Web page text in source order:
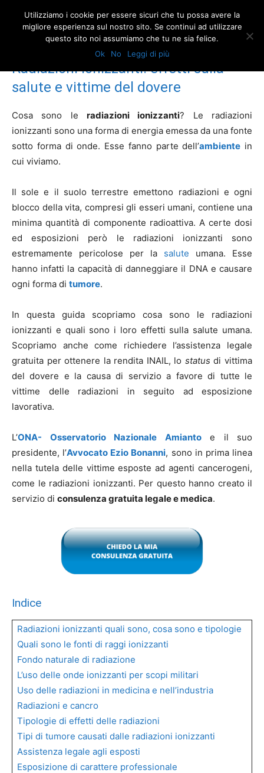
Vittime del dovere: tutela legale
Radiazioni ionizzanti: effetti
sulla salute e vittime del dovere
Radiazioni ionizzanti: effetti sulla
salute e vittime del dovere
Cosa sono le radiazioni ionizzanti? Le radiazioni
ionizzanti sono una forma di energia emessa da una fonte
sotto forma di onde. Esse fanno parte dell’ambiente in
cui viviamo.
Il sole e il suolo terrestre emettono radiazioni e ogni
blocco della vita, compresi gli esseri umani, contiene una
minima quantità di componente radioattiva. A certe dosi
ed esposizioni però le radiazioni ionizzanti sono
estremamente pericolose per la salute umana. Esse
hanno infatti la capacità di danneggiare il DNA e causare
ogni forma di tumore.
In questa guida scopriamo cosa sono le radiazioni
ionizzanti e quali sono i loro effetti sulla salute umana.
Scopriamo anche come richiedere l’assistenza legale
gratuita per ottenere la rendita INAIL, lo status di vittima
del dovere e la causa di servizio a favore di tutte le
vittime delle radiazioni in seguito ad esposizione
lavorativa.
L’ONA- Osservatorio Nazionale Amiantoe il suo
presidente, l’Avvocato Ezio Bonanni, sono in prima linea
nella tutela delle vittime esposte ad agenti cancerogeni,
come le radiazioni ionizzanti. Per questo hanno creato il
servizio di consulenza gratuita legale e medica.
Indice
Radiazioni ionizzanti quali sono, cosa sono e tipologie
Quali sono le fonti di raggi ionizzanti
Fondo naturale di radiazione
L’uso delle onde ionizzanti per scopi militari
Uso delle radiazioni in medicina e nell’industria
Radiazioni e cancro
Tipologie di effetti delle radiazioni
Tipi di tumore causati dalle radiazioni ionizzanti
Assistenza legale agli esposti
Esposizione di carattere professionale
Utilizziamo i cookie per essere sicuri che tu possa avere la
migliore esperienza sul nostro sito. Se continui ad utilizzare
questo sito noi assumiamo che tu ne sia felice.
Ok
No Leggi di più